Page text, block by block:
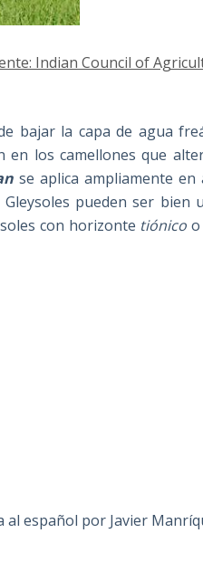
Indian Council of
bajar la capa de agua
en los camellones que
se aplica ampliamente en
pueden ser bien
con horizonte tiónico
español por Javier